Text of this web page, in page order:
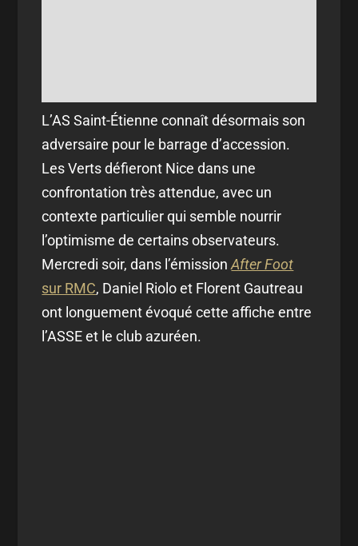
L’AS Saint-Étienne connaît désormais son
adversaire pour le barrage d’accession.
Les Verts défieront Nice dans une
confrontation très attendue, avec un
contexte particulier qui semble nourrir
l’optimisme de certains observateurs.
Mercredi soir, dans l’émissionAfter Foot
sur RMC, Daniel Riolo et Florent Gautreau
ont longuement évoqué cette affiche entre
l’ASSE et le club azuréen.